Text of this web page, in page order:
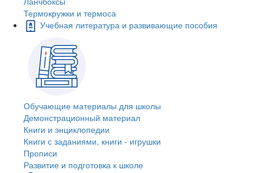
Термокружки и термоса
Учебная литература и развивающие пособия
Обучающие материалы для школы
Демонстрационный материал
Книги и энциклопедии
Книги с заданиями, книги - игрушки
Прописи
Развитие и подготовка к школе